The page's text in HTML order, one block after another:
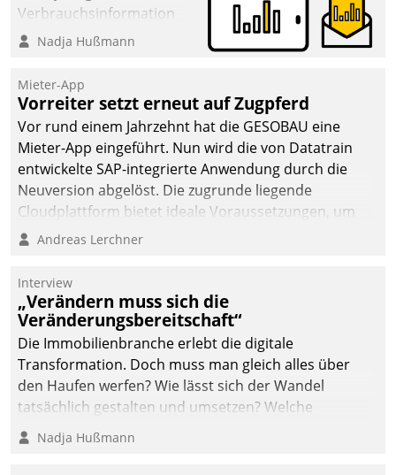
Mieteranliegen zum
Verbrauchsinformation
schnell, zuverlässig und
Die monatlichen
Mitteilungen zum
Heizungs- und
Wasserverbrauch gehen
automatisiert, vollständig
und auf Wunsch über
mehrere zuvor
Kommunikationswege bei
Nadja Hußmann
Mieter-App
Vorreiter setzt erneut auf Zugpferd
Vor rund einem Jahrzehnt hat die GESOBAU eine
Mieter-App eingeführt. Nun wird die von Datatrain
entwickelte SAP-integrierte Anwendung durch die
Neuversion abgelöst. Die zugrunde liegende
Cloudplattform bietet ideale Voraussetzungen, um
die Funktionalität der App zu erweitern und weitere
integrieren.
Andreas Lerchner
Interview
„Verändern muss sich die
Veränderungsbereitschaft“
Die Immobilienbranche erlebt die digitale
Transformation. Doch muss man gleich alles über
den Haufen werfen? Wie lässt sich der Wandel
tatsächlich gestalten und umsetzen? Welche
Argumente zählen wirklich?
Nadja Hußmann